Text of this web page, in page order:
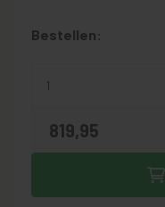
Bestellen:
819,95